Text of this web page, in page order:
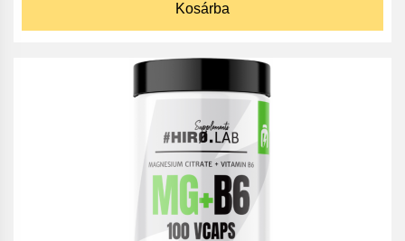
Kosárba